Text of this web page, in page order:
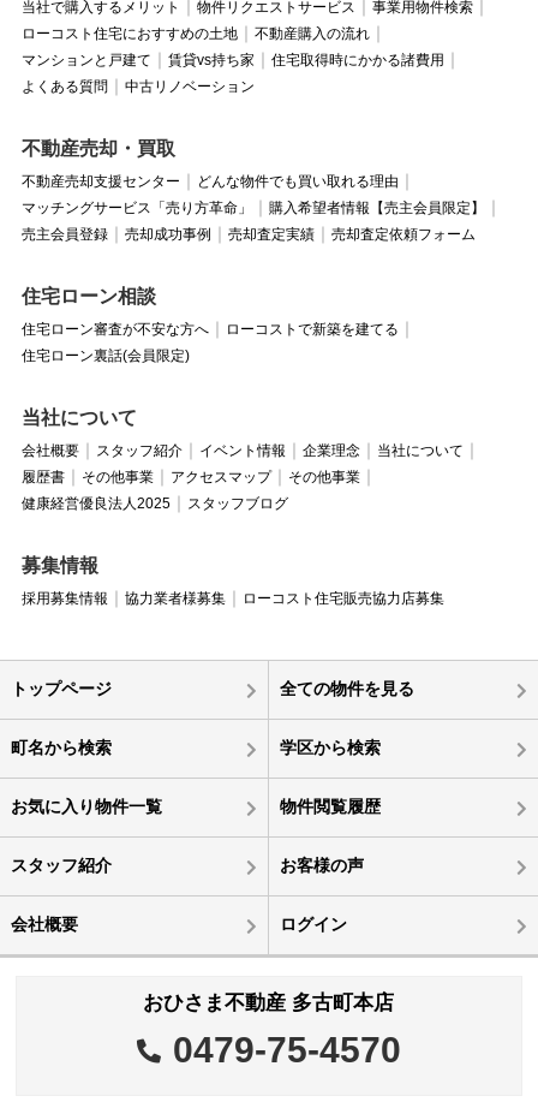
当社で購入するメリット
物件リクエストサービス
事業用物件検索
ローコスト住宅におすすめの土地
不動産購入の流れ
マンションと戸建て
賃貸vs持ち家
住宅取得時にかかる諸費用
よくある質問
中古リノベーション
不動産売却・買取
不動産売却支援センター
どんな物件でも買い取れる理由
マッチングサービス「売り方革命」
購入希望者情報【売主会員限定】
売主会員登録
売却成功事例 売却査定実績 売却査定依頼フォーム
住宅ローン相談
住宅ローン審査が不安な方へ
ローコストで新築を建てる
住宅ローン裏話(会員限定)
当社について
会社概要 スタッフ紹介 イベント情報 企業理念
当社について
履歴書
その他事業 アクセスマップ
その他事業
健康経営優良法人2025
スタッフブログ
募集情報
採用募集情報 協力業者様募集 ローコスト住宅販売協力店募集
トップページ 全ての物件を見る
町名から検索 学区から検索
お気に入り物件一覧 物件閲覧履歴
スタッフ紹介 お客様の声
会社概要 ログイン
おひさま不動産 多古町本店
0479-75-4570